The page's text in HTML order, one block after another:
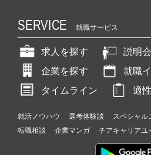
SERVICE 就職サービス
求人を探す
説明
企業を探す
就職
タイムライン
適
就活ノウハウ 選考体験談 スペシャル
転職相談
企業マンガ チアキャリアユ